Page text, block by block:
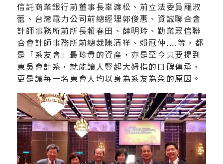
信託商業銀行前董事長辜濂松、前立法委員羅淑
蕾、台灣電力公司前總經理郭俊惠、資誠聯合會
計師事務所前所長賴春田、薛明玲、勤業眾信聯
合會計師事務所前總裁陳清祥、賴冠仲….等，都
是「系友會」最珍貴的資產，亦是至今只要提到
東吳會計系，就能讓人豎起大姆指的口碑傳承，
更是讓每一名東會人均以身為系友為榮的原因。